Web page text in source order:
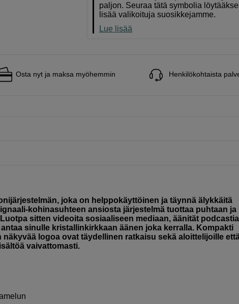
paljon. Seuraa tätä symbolia
lisää valikoituja suosikkejamme.
Lue lisää
Osta nyt ja maksa myöhemmin Henkilökohtaista
joka on helppokäyttöinen ja täynnä älykkäitä
kohinasuhteen ansiosta järjestelmä tuottaa puhtaan ja
sitten videoita sosiaaliseen mediaan, äänität
sinulle kristallinkirkkaan äänen joka kerralla. Kompakti
logoa ovat täydellinen ratkaisu sekä aloittelijoille
vaivattomasti.